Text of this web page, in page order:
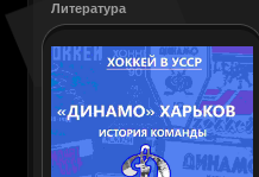
Литература